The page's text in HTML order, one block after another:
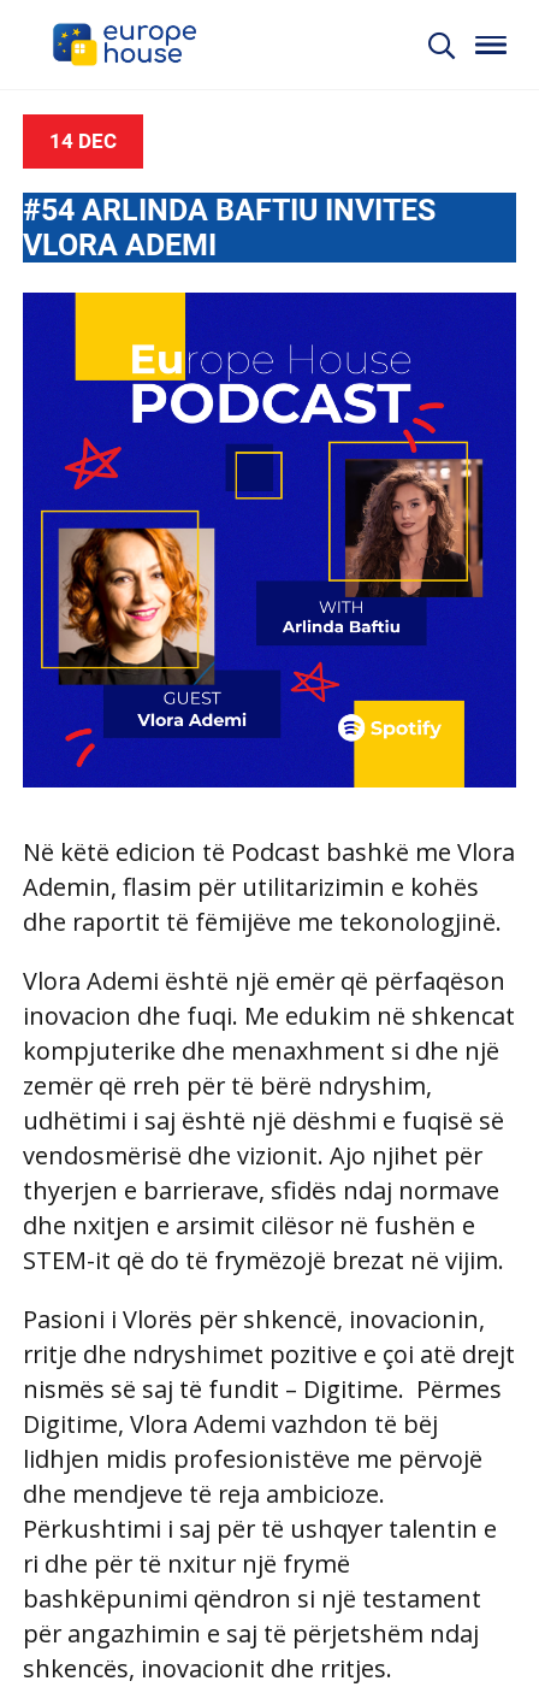
14 DEC
#54 ARLINDA BAFTIU INVITES
VLORA ADEMI
Në këtë edicion të Podcast bashkë me Vlora
Ademin, flasim për utilitarizimin e kohës
dhe raportit të fëmijëve me tekonologjinë.
Vlora Ademi është një emër që përfaqëson
inovacion dhe fuqi. Me edukim në shkencat
kompjuterike dhe menaxhment si dhe një
zemër që rreh për të bërë ndryshim,
udhëtimi i saj është një dëshmi e fuqisë së
vendosmërisë dhe vizionit. Ajo njihet për
thyerjen e barrierave, sfidës ndaj normave
dhe nxitjen e arsimit cilësor në fushën e
STEM-it që do të frymëzojë brezat në vijim.
Pasioni i Vlorës për shkencë, inovacionin,
rritje dhe ndryshimet pozitive e çoi atë drejt
nismës së saj të fundit – Digitime. Përmes
Digitime, Vlora Ademi vazhdon të bëj
lidhjen midis profesionistëve me përvojë
dhe mendjeve të reja ambicioze.
Përkushtimi i saj për të ushqyer talentin e
ri dhe për të nxitur një frymë
bashkëpunimi qëndron si një testament
për angazhimin e saj të përjetshëm ndaj
shkencës, inovacionit dhe rritjes.